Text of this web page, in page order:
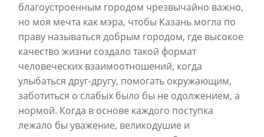
благоустроенным городом чрезвычайно важно,
но моя мечта как мэра, чтобы Казань могла по
праву называться добрым городом, где высокое
качество жизни создало такой формат
человеческих взаимоотношений, когда
улыбаться друг-другу, помогать окружающим,
заботиться о слабых было бы не одолжением, а
нормой. Когда в основе каждого поступка
лежало бы уважение, великодушие и